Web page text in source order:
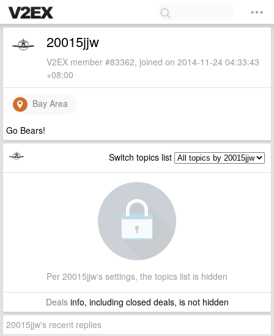
20015jjw
V2EX member #83362, joined on 2014-11-24 04:33:43
+08:00
Bay Area
Go Bears!
Switch topics list
Per 20015jjw's settings, the topics list is hidden
Dealsinfo, including closed deals, is not hidden
20015jjw's recent replies